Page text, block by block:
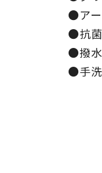
●アー
●抗菌
●撥
●手洗